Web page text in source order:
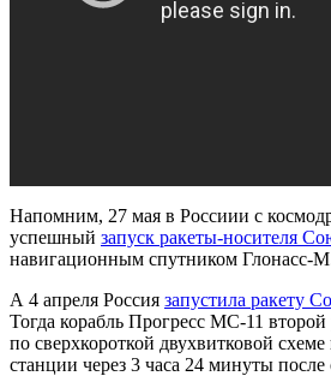
Напомним, 27 мая в Россиии с
успешный запуск ракеты-носителя
навигационным спутником Глонасс-
А 4 апреля Россия запустила ракету
Тогда корабль Прогресс МС-11 второй
по сверхкороткой двухвитковой
станции через 3 часа 24 минуты после